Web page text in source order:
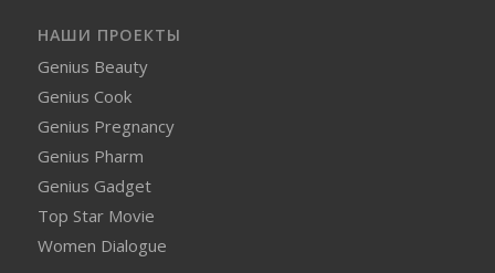
НАШИ ПРОЕКТЫ
Genius Beauty
Genius Cook
Genius Pregnancy
Genius Pharm
Genius Gadget
Top Star Movie
Women Dialogue